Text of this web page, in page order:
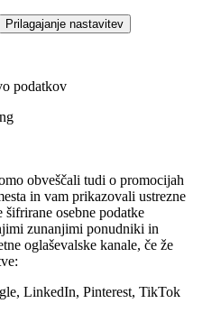
Prilagajanje nastavitev
podatkov
obveščali tudi o promocijah
in vam prikazovali ustrezne
osebne podatke
zunanjimi ponudniki in
oglaševalske kanale, če že
LinkedIn, Pinterest, TikTok